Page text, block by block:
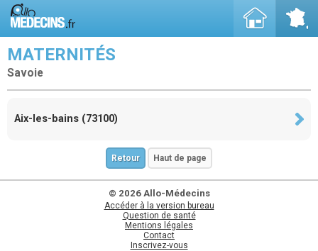
MATERNITÉS
Savoie
Aix-les-bains (73100)
Retour Haut de page
© 2026 Allo-Médecins
Accéder à la version bureau
Question de santé
Mentions légales
Contact
Inscrivez-vous